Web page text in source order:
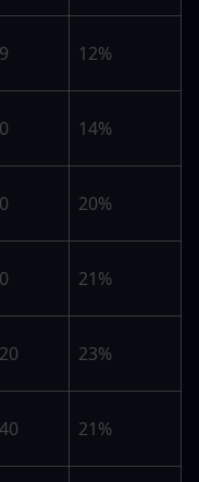
12%
14%
20%
21%
23%
21%